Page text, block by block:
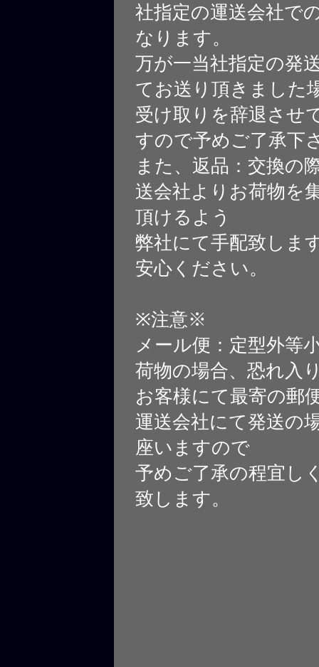
社指定の運送会社で
なります。
万が一当社指定の発
てお送り頂きました
受け取りを辞退させ
すので予めご了承下
また、返品：交換の
送会社よりお荷物を
頂けるよう
弊社にて手配致しま
安心ください。
※注意※
メール便：定型外等
荷物の場合、恐れ入
お客様にて最寄の郵
運送会社にて発送の
座いますので
予めご了承の程宜し
致します。